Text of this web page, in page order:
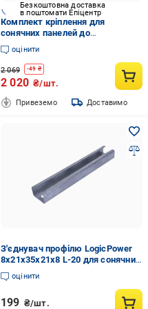
Безкоштовна доставка
в поштомати Епіцентр
Комплект кріплення для
сонячних панелей до
металочерепиці MetalTile IV
White
оцінити
2 069 -49 ₴
2 020 ₴/шт.
Привеземо Доставимо
З'єднувач профілю LogicPower
8х21х35х21х8 L-20 для сонячних
батарей (26938353)
оцінити
199 ₴/шт.